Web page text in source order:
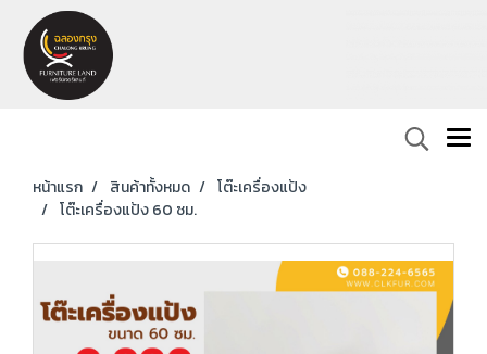
หน้าแรก สินค้าทั้งหมด
โต๊ะเครื่องแป้ง
โต๊ะเครื่องแป้ง 60 ซม.